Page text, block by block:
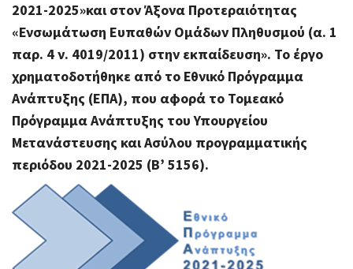
2021-2025»και στον Άξονα Προτεραιότητας
«Ενσωμάτωση Ευπαθών Ομάδων Πληθυσμού (α. 1
παρ. 4 ν. 4019/2011) στην εκπαίδευση». Το έργο
χρηματοδοτήθηκε από το Εθνικό Πρόγραμμα
Ανάπτυξης (ΕΠΑ), που αφορά το Τομεακό
Πρόγραμμα Ανάπτυξης του Υπουργείου
Μετανάστευσης και Ασύλου προγραμματικής
περιόδου 2021-2025 (Β’ 5156).